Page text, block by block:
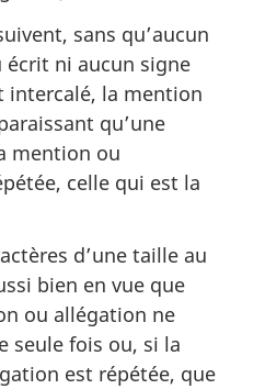
sans qu’aucun
ni aucun signe
intercalé, la mention
qu’une
mention ou
celle qui est la
d’une taille au
bien en vue que
ou allégation ne
seule fois ou, si la
est répétée, que